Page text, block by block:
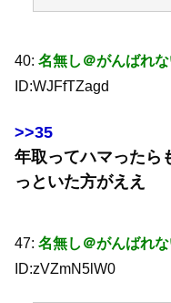
40: 名無し＠がんばれ
ID:WJFfTZagd
>>35
年取ってハマったら
っといた方がええ
47: 名無し＠がんばれ
ID:zVZmN5lW0